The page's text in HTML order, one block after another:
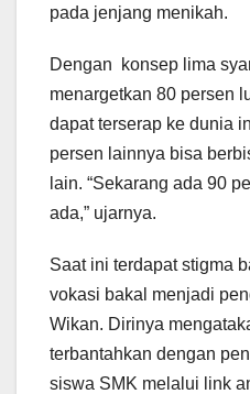
pada jenjang menikah.
Dengan konsep lima
menargetkan 80 persen
dapat terserap ke dunia
persen lainnya bisa
lain. “Sekarang ada 90
ada,” ujarnya.
Saat ini terdapat stigma
vokasi bakal menjadi
Wikan. Dirinya
terbantahkan dengan
siswa SMK melalui link